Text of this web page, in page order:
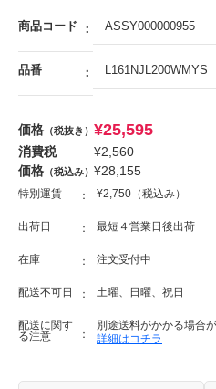
商品コード ASSY000000955
品番 L161NJL200WMYS
価格 （税抜き） ¥25,595
消費税 ¥2,560
価格 （税込み） ¥28,155
特別運賃 ¥2,750（税込み）
出荷日 最短４営業日後出荷
在庫 注文受付中
配送不可日 土曜、日曜、祝日
配送に関す
る注意
別途送料がかかる場合
詳細はコチラ